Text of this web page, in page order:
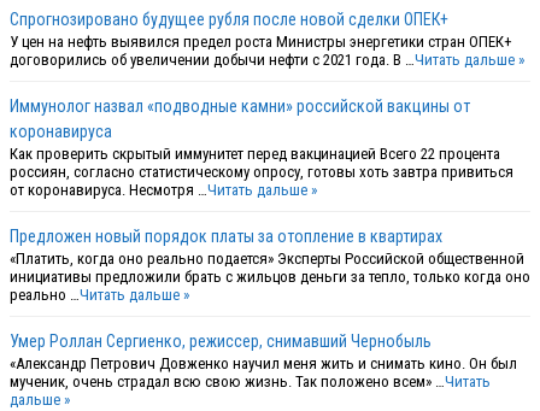
Спрогнозировано будущее рубля после новой сделки ОПЕК+
У цен на нефть выявился предел роста Министры энергетики стран ОПЕК+
договорились об увеличении добычи нефти с 2021 года. В …Читать дальше »
Иммунолог назвал «подводные камни» российской вакцины от
коронавируса
Как проверить скрытый иммунитет перед вакцинацией Всего 22 процента
россиян, согласно статистическому опросу, готовы хоть завтра привиться
от коронавируса. Несмотря …Читать дальше »
Предложен новый порядок платы за отопление в квартирах
«Платить, когда оно реально подается» Эксперты Российской общественной
инициативы предложили брать с жильцов деньги за тепло, только когда оно
реально …Читать дальше »
Умер Роллан Сергиенко, режиссер, снимавший Чернобыль
«Александр Петрович Довженко научил меня жить и снимать кино. Он был
мученик, очень страдал всю свою жизнь. Так положено всем» …Читать
дальше »